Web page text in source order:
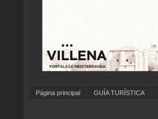
Página principal GUÍA TURÍSTICA